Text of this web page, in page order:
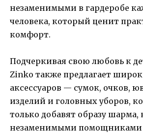
незаменимыми в гардеробе
человека, который ценит
комфорт.
Подчеркивая свою любовь к
Zinko также предлагает
аксессуаров — сумок, очков,
изделий и головных уборов,
только добавят образу шарма,
незаменимыми помощниками